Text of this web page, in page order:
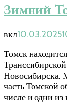
Зимний
вкл10.03.2025
Томск
Новосибирска.
часть Томской
числе и одни